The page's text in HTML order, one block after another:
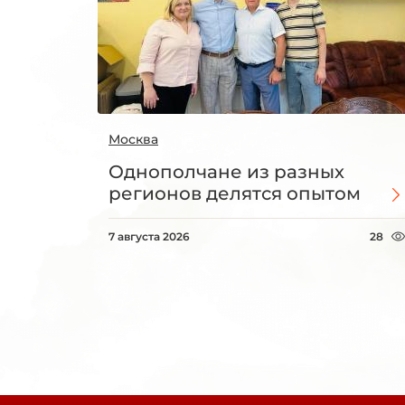
Москва
Однополчане из разных
регионов делятся опытом
7 августа 2026 28